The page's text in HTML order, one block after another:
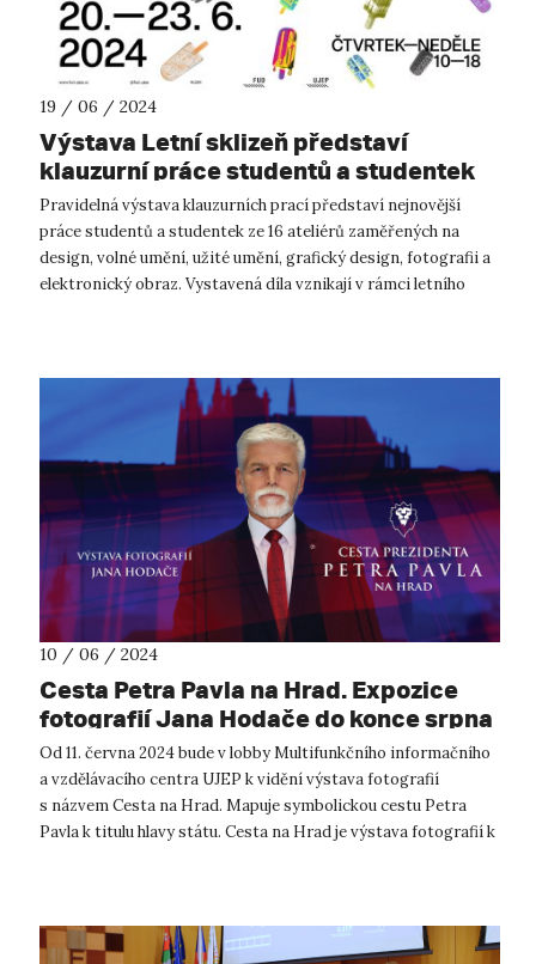
19 / 06 / 2024
Výstava Letní sklizeň představí
klauzurní práce studentů a studentek
Fakulty umění a designu UJEP
Pravidelná výstava klauzurních prací představí nejnovější
práce studentů a studentek ze 16 ateliérů zaměřených na
design, volné umění, užité umění, grafický design, fotografii a
elektronický obraz. Vystavená díla vznikají v rámci letního
10 / 06 / 2024
Cesta Petra Pavla na Hrad. Expozice
fotografií Jana Hodače do konce srpna
na UJEP
Od 11. června 2024 bude v lobby Multifunkčního informačního
a vzdělávacího centra UJEP k vidění výstava fotografií
s názvem Cesta na Hrad. Mapuje symbolickou cestu Petra
Pavla k titulu hlavy státu. Cesta na Hrad je výstava fotografií k